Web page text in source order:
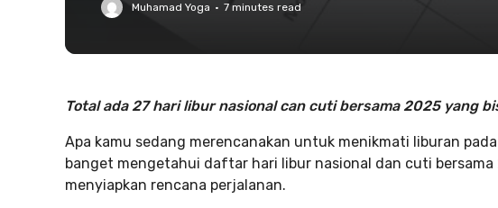
Muhamad Yoga · 7 minutes read
Total ada 27 hari libur nasional can cuti bersama 2025 yang
Apa kamu sedang merencanakan untuk menikmati liburan
banget mengetahui daftar hari libur nasional dan cuti
menyiapkan rencana perjalanan.